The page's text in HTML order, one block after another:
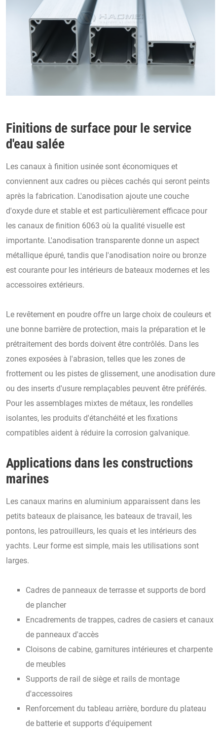
Finitions de surface pour le service
d'eau salée
Les canaux à finition usinée sont économiques et
conviennent aux cadres ou pièces cachés qui seront peints
après la fabrication. L'anodisation ajoute une couche
d'oxyde dure et stable et est particulièrement efficace pour
les canaux de finition 6063 où la qualité visuelle est
importante. L'anodisation transparente donne un aspect
métallique épuré, tandis que l'anodisation noire ou bronze
est courante pour les intérieurs de bateaux modernes et les
accessoires extérieurs.
Le revêtement en poudre offre un large choix de couleurs et
une bonne barrière de protection, mais la préparation et le
prétraitement des bords doivent être contrôlés. Dans les
zones exposées à l'abrasion, telles que les zones de
frottement ou les pistes de glissement, une anodisation dure
ou des inserts d'usure remplaçables peuvent être préférés.
Pour les assemblages mixtes de métaux, les rondelles
isolantes, les produits d'étanchéité et les fixations
compatibles aident à réduire la corrosion galvanique.
Applications dans les constructions
marines
Les canaux marins en aluminium apparaissent dans les
petits bateaux de plaisance, les bateaux de travail, les
pontons, les patrouilleurs, les quais et les intérieurs des
yachts. Leur forme est simple, mais les utilisations sont
larges.
Cadres de panneaux de terrasse et supports de bord
de plancher
Encadrements de trappes, cadres de casiers et canaux
de panneaux d'accès
Cloisons de cabine, garnitures intérieures et charpente
de meubles
Supports de rail de siège et rails de montage
d'accessoires
Renforcement du tableau arrière, bordure du plateau
de batterie et supports d'équipement